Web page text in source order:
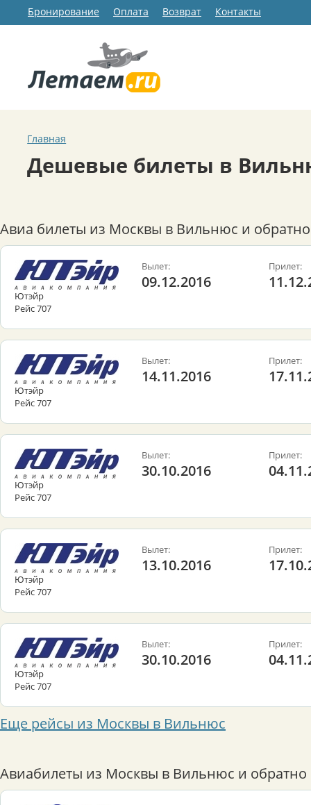
Бронирование Оплата Возврат Контакты
Главная
Дешевые билеты в
Авиа билеты из Москвы в Вильнюс и обратно
Ютэйр
Рейс 707
Вылет:
09.12.2016
Прилет:
Ютэйр
Рейс 707
Вылет:
14.11.2016
Прилет:
Ютэйр
Рейс 707
Вылет:
30.10.2016
Прилет:
Ютэйр
Рейс 707
Вылет:
13.10.2016
Прилет:
Ютэйр
Рейс 707
Вылет:
30.10.2016
Прилет:
Еще рейсы из Москвы в Вильнюс
Авиабилеты из Москвы в Вильнюс и обратно